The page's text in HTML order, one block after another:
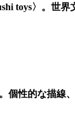
toys〉。世
性的な描